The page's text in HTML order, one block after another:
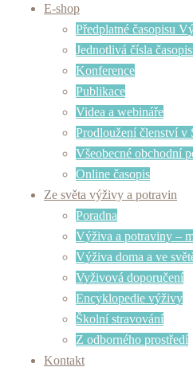
E-shop
Předplatné časopisu
Jednotlivá čísla
Konference
Publikace
Videa a webináře
Prodloužení členství v
Všeobecné obchodní
Online časopis
Ze světa výživy a potravin
Poradna
Výživa a potraviny –
Výživa doma a ve
Vyživová doporučení
Encyklopedie výživy
Školní stravování
Z odborného prostředí
Kontakt